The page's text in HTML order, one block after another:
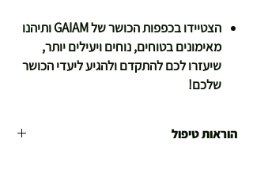
הצטיידו בכפפות הכושר של GAIAM ותיהנו
מאימונים בטוחים, נוחים ויעילים יותר,
שיעזרו לכם להתקדם ולהגיע ליעדי הכושר
שלכם!
הוראות טיפול